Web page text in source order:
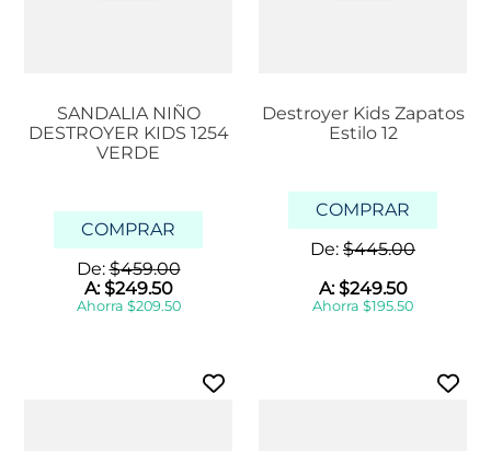
SANDALIA NIÑO
DESTROYER KIDS 1254
VERDE
COMPRAR
De:$459.00
A:$249.50
Ahorra $209.50
Destroyer Kids Zapatos
Estilo 12
COMPRAR
De: $445.00
A:$249.50
Ahorra $195.50